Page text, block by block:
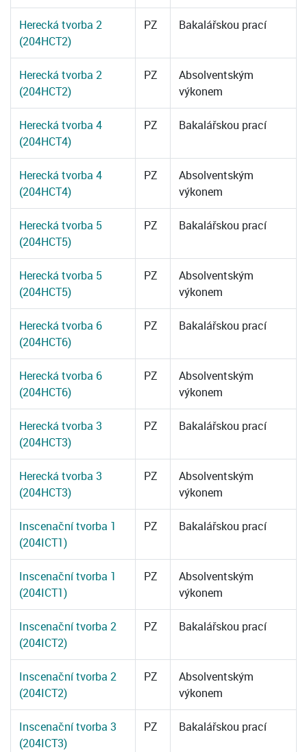
Herecká tvorba 2
(204HCT2)
PZ Bakalářskou prací
Herecká tvorba 2
(204HCT2)
PZ
Absolventským
výkonem
Herecká tvorba 4
(204HCT4)
PZ Bakalářskou prací
Herecká tvorba 4
(204HCT4)
PZ
Absolventským
výkonem
Herecká tvorba 5
(204HCT5)
PZ Bakalářskou prací
Herecká tvorba 5
(204HCT5)
PZ
Absolventským
výkonem
Herecká tvorba 6
(204HCT6)
PZ Bakalářskou prací
Herecká tvorba 6
(204HCT6)
PZ
Absolventským
výkonem
Herecká tvorba 3
(204HCT3)
PZ Bakalářskou prací
Herecká tvorba 3
(204HCT3)
PZ
Absolventským
výkonem
Inscenační tvorba 1
(204ICT1)
PZ Bakalářskou prací
Inscenační tvorba 1
(204ICT1)
PZ
Absolventským
výkonem
Inscenační tvorba 2
(204ICT2)
PZ Bakalářskou prací
Inscenační tvorba 2
(204ICT2)
PZ
Absolventským
výkonem
Inscenační tvorba 3
(204ICT3)
PZ Bakalářskou prací